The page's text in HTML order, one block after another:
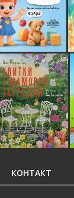
КОНТАКТ